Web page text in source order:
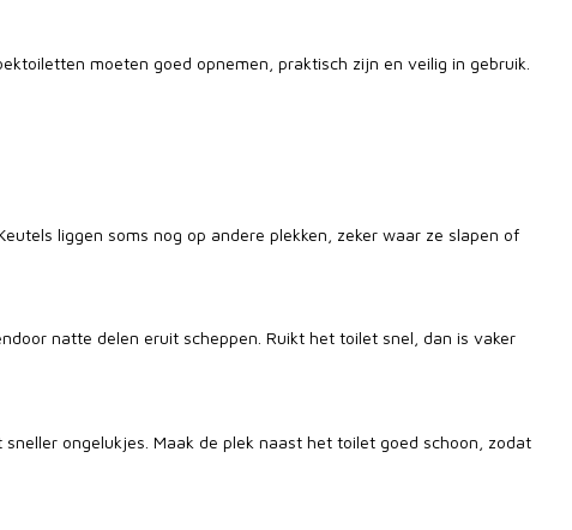
moeten goed opnemen, praktisch zijn en veilig in gebruik.
liggen soms nog op andere plekken, zeker waar ze slapen of
natte delen eruit scheppen. Ruikt het toilet snel, dan is vaker
ongelukjes. Maak de plek naast het toilet goed schoon, zodat